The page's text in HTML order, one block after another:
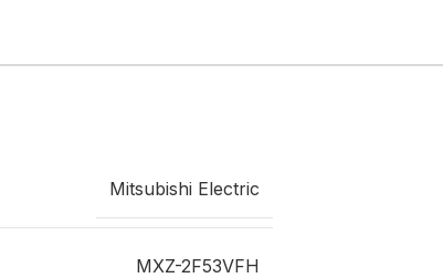
Mitsubishi Electric
MXZ-2F53VFH